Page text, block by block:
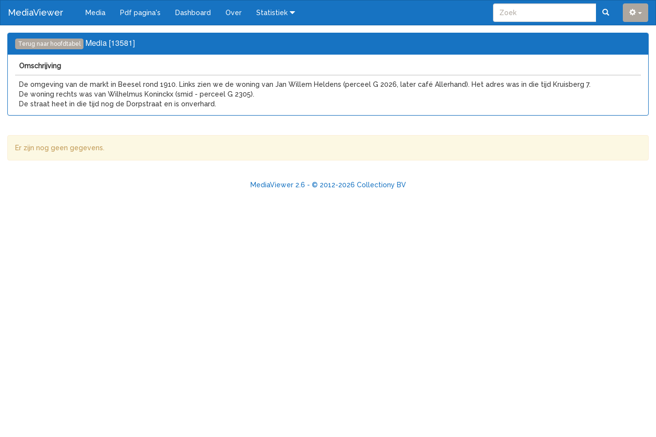
MediaViewer Media Pdf pagina's Dashboard Over Statistiek
Terug naar hoofdtabel Media [13581]
Omschrijving
De omgeving van de markt in Beesel rond 1910. Links zien we de woning van Jan Willem Heldens (perceel G 2026, later café Allerhand). Het adres was in die tijd Kruisberg 7.
De woning rechts was van Wilhelmus Koninckx (smid - perceel G 2305).
De straat heet in die tijd nog de Dorpstraat en is onverhard.
Er zijn nog geen gegevens.
MediaViewer 2.6 - © 2012-2026 Collectiony BV